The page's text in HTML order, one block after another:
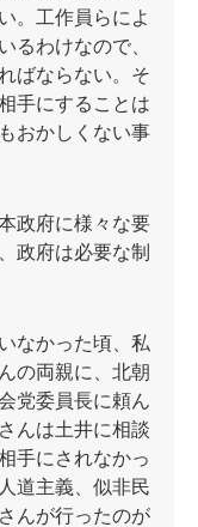
。工作員らによ
るわけなので、
ばならない。そ
手にすることは
おかしくない事
政府に様々な要
政府は必要な制
なかった頃、私
の両親に、北朝
党委員長に頼ん
んは土井に相談
手にされなかっ
道主義、似非民
んが行ったのが